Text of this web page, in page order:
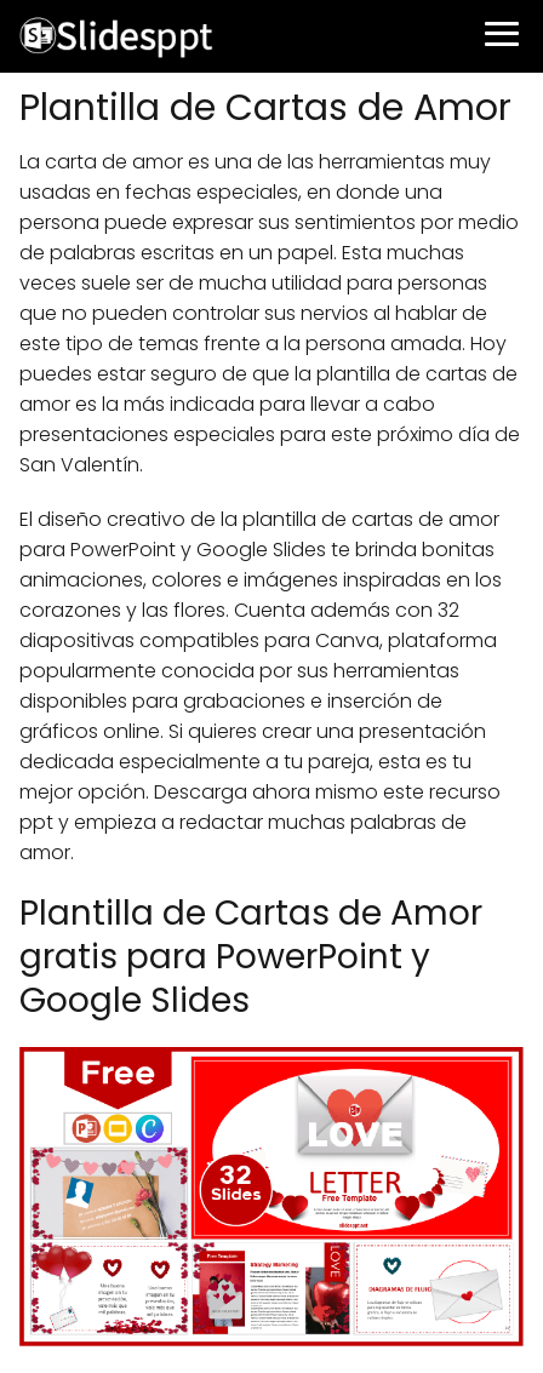
Plantilla de Cartas de Amor
La carta de amor es una de las herramientas muy
usadas en fechas especiales, en donde una
persona puede expresar sus sentimientos por medio
de palabras escritas en un papel. Esta muchas
veces suele ser de mucha utilidad para personas
que no pueden controlar sus nervios al hablar de
este tipo de temas frente a la persona amada. Hoy
puedes estar seguro de que la plantilla de cartas de
amor es la más indicada para llevar a cabo
presentaciones especiales para este próximo día de
San Valentín.
El diseño creativo de la plantilla de cartas de amor
para PowerPoint y Google Slides te brinda bonitas
animaciones, colores e imágenes inspiradas en los
corazones y las flores. Cuenta además con 32
diapositivas compatibles para Canva, plataforma
popularmente conocida por sus herramientas
disponibles para grabaciones e inserción de
gráficos online. Si quieres crear una presentación
dedicada especialmente a tu pareja, esta es tu
mejor opción. Descarga ahora mismo este recurso
ppt y empieza a redactar muchas palabras de
amor.
Plantilla de Cartas de Amor
gratis para PowerPoint y
Google Slides